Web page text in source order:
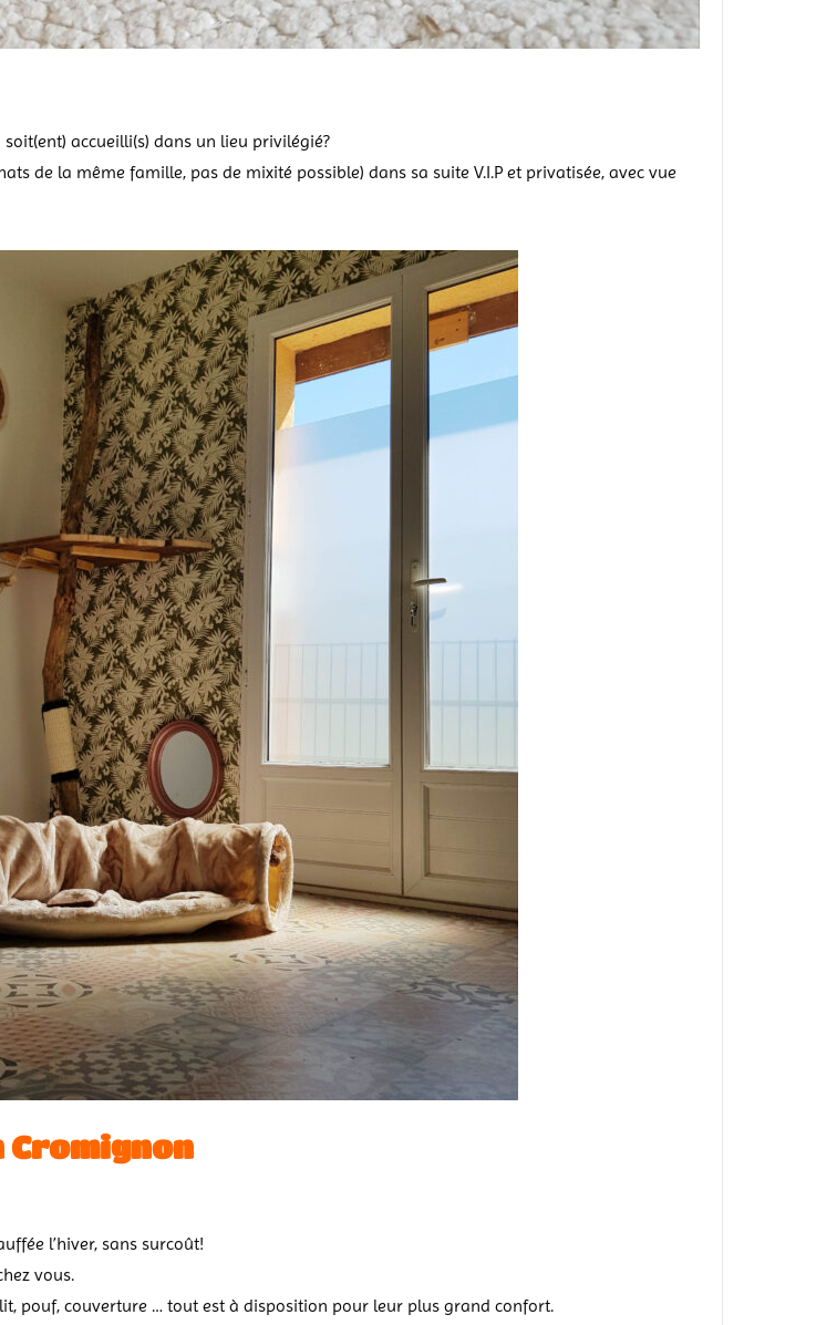
soit(ent) accueilli(s) dans un lieu privilégié?
de la même famille, pas de mixité possible) dans sa suite V.I.P et privatisée, avec vue
l’hiver, sans surcoût!
vous.
pouf, couverture … tout est à disposition pour leur plus grand confort.